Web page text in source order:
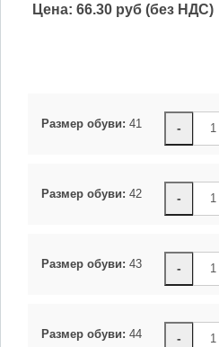
Цена: 66.30 руб (без НДС)
-
Размер обуви: 41
-
Размер обуви: 42
-
Размер обуви: 43
-
Размер обуви: 44